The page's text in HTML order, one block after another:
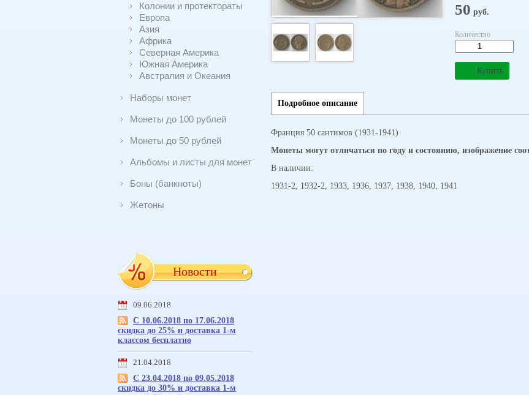
Колонии и протектораты
Европа
Азия
Африка
Северная Америка
Южная Америка
Австралия и Океания
Наборы монет
Монеты до 100 рублей
Монеты до 50 рублей
Альбомы и листы для монет
Боны (банкноты)
Жетоны
Новости
09.06.2018
С 10.06.2018 по 17.06.2018
скидка до 25% и доставка 1-м
классом бесплатно
21.04.2018
С 23.04.2018 по 09.05.2018
скидка до 30% и доставка 1-м
50 руб.
Количество
Купить
Подробное описание
Франция 50 сантимов (1931-1941)
Монеты могут отличаться по году и состоянию, изображение
В наличии:
1931-2, 1932-2, 1933, 1936, 1937, 1938, 1940, 1941